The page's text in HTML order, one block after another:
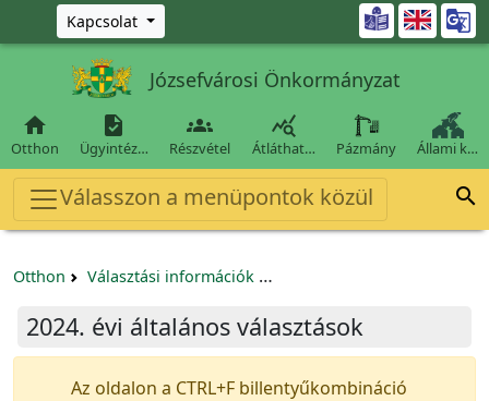
Ugrás a fő tartalomra
Kapcsolat 
Józsefvárosi Önkormányzat

Otthon

Ügyintéz…

Részvétel

Átláthat… Pázmány Állami k…
Válasszon a menüpontok közül 
Otthon Választási információk
2024. évi általános választások
Az oldalon a CTRL+F billentyűkombináció